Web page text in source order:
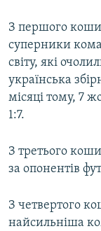
З першого
суперники
світу, які
українська
місяці тому, 7
1:7.
З третього
за опонентів
З четвертого
найсильніша